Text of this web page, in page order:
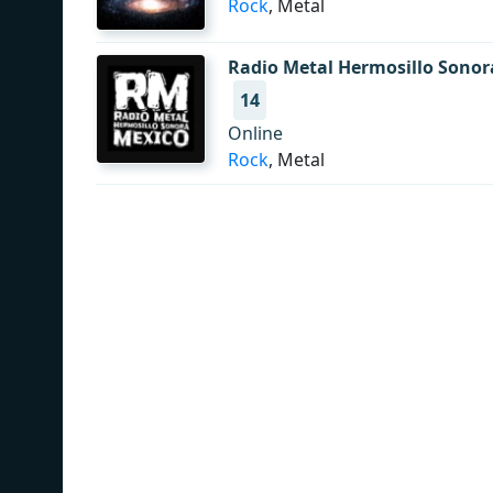
Rock, Metal
Radio Metal Hermosillo
14
Online
Rock, Metal